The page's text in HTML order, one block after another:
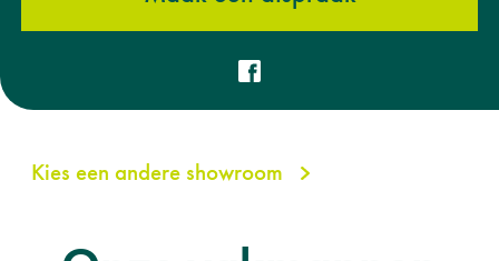
Kies een andere showroom